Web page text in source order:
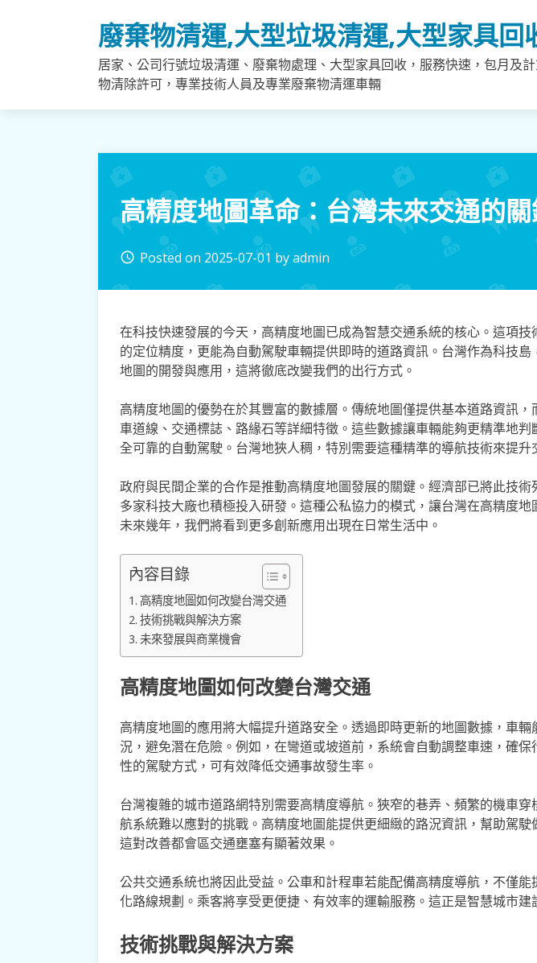
廢棄物清運,大型垃圾清運,大型家具回
居家、公司行號垃圾清運、廢棄物處理、大型家具回收，服務快速，包月及
物清除許可，專業技術人員及專業廢棄物清運車輛
高精度地圖革命：台灣未來交通的
access_time Posted on 2025-07-01 byadmin
在科技快速發展的今天，高精度地圖已成為智慧交通系統的核心。這項技
的定位精度，更能為自動駕駛車輛提供即時的道路資訊。台灣作為科技
地圖的開發與應用，這將徹底改變我們的出行方式。
高精度地圖的優勢在於其豐富的數據層。傳統地圖僅提供基本道路資訊，
車道線、交通標誌、路緣石等詳細特徵。這些數據讓車輛能夠更精準地判
全可靠的自動駕駛。台灣地狹人稠，特別需要這種精準的導航技術來提升
政府與民間企業的合作是推動高精度地圖發展的關鍵。經濟部已將此技術
多家科技大廠也積極投入研發。這種公私協力的模式，讓台灣在高精度地
未來幾年，我們將看到更多創新應用出現在日常生活中。
內容目錄
高精度地圖如何改變台灣交通
技術挑戰與解決方案
未來發展與商業機會
高精度地圖如何改變台灣交通
高精度地圖的應用將大幅提升道路安全。透過即時更新的地圖數據，車輛
況，避免潛在危險。例如，在彎道或坡道前，系統會自動調整車速，確
性的駕駛方式，可有效降低交通事故發生率。
台灣複雜的城市道路網特別需要高精度導航。狹窄的巷弄、頻繁的機車
航系統難以應對的挑戰。高精度地圖能提供更細緻的路況資訊，幫助駕駛
這對改善都會區交通壅塞有顯著效果。
公共交通系統也將因此受益。公車和計程車若能配備高精度導航，不僅能
化路線規劃。乘客將享受更便捷、有效率的運輸服務。這正是智慧城市建
技術挑戰與解決方案